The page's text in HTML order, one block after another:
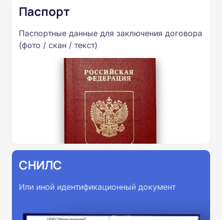
Паспорт
Паспортные данные для заключения договора
(фото / скан / текст)
СНИЛС
Или иной идентификационный документ